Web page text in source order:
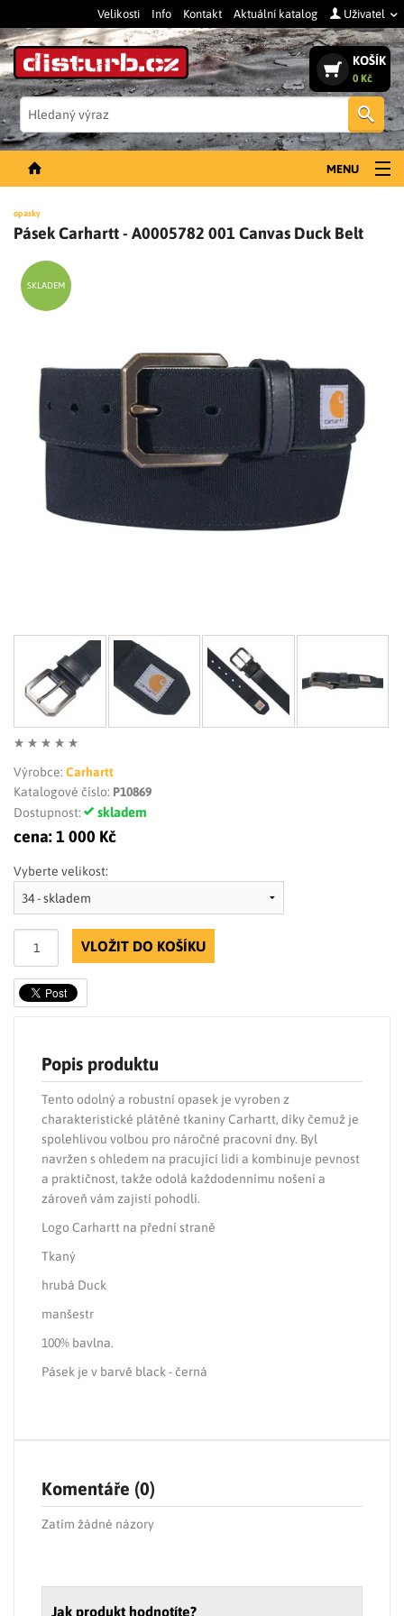
Velikosti Info Kontakt Aktuální katalog Uživatel
KOŠÍK
0 Kč
MENU
PÁNSKÉ OBLEČENÍ
DÁMSKÉ OBLEČENÍ
DOPLŇKY
SLEVY A VÝPRODEJ
LIMITOVANÉ EDICE
RUKAVICE
opasky
Pásek Carhartt - A0005782 001 Canvas Duck Belt
SKLADEM
Výrobce: Carhartt
Katalogové číslo: P10869
Dostupnost:
skladem
cena:1 000 Kč
Vyberte velikost:
VLOŽIT DO KOŠÍKU
Popis produktu
Tento odolný a robustní opasek je vyroben z
charakteristické plátěné tkaniny Carhartt, díky čemuž je
spolehlivou volbou pro náročné pracovní dny. Byl
navržen s ohledem na pracující lidi a kombinuje pevnost
a praktičnost, takže odolá každodennímu nošení a
zároveň vám zajistí pohodlí.
Logo Carhartt na přední straně
Tkaný
hrubá Duck
manšestr
100% bavlna.
Pásek je v barvě black - černá
Komentáře (0)
Zatím žádné názory
Jak produkt hodnotíte?